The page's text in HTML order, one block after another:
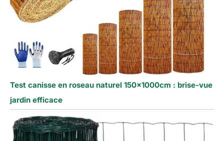
Test canisse en roseau naturel 150x1000cm : brise-vue
jardin efficace